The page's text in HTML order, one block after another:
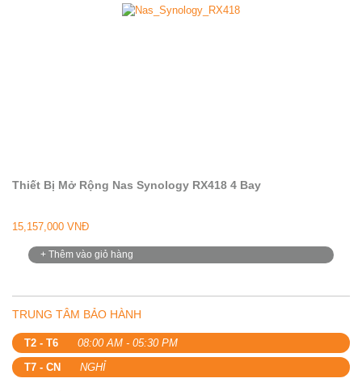
Thiết Bị Mở Rộng Nas Synology RX418 4 Bay
15,157,000 VNĐ
+ Thêm vào giỏ hàng
TRUNG TÂM BẢO HÀNH
T2 - T6
08:00 AM - 05:30 PM
T7 - CN
NGHỈ